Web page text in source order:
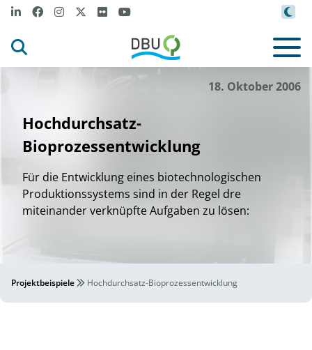
18. Oktober 2006
Hochdurchsatz-
Bioprozessentwicklung
Für die Entwicklung eines biotechnologischen
Produktionssystems sind in der Regel dre
miteinander verknüpfte Aufgaben zu lösen:
Projektbeispiele Hochdurchsatz-Bioprozessentwicklung